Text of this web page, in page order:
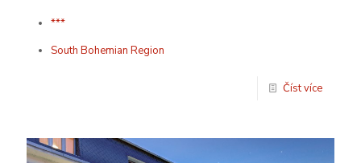
***
South Bohemian Region
Číst více